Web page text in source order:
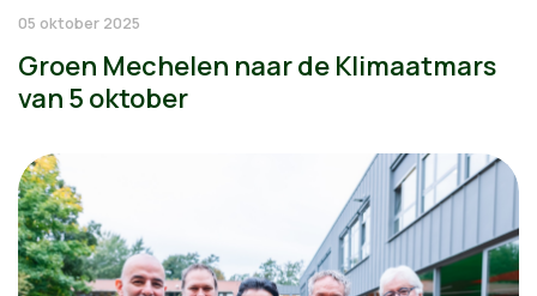
05 oktober 2025
Groen Mechelen naar de Klimaatmars
van 5 oktober